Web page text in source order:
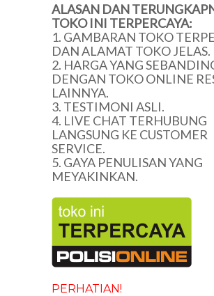
ALASAN DAN
TOKO INI TERPERCAYA:
1. GAMBARAN TOKO
DAN ALAMAT TOKO JELAS.
2. HARGA YANG
DENGAN TOKO ONLINE
LAINNYA.
3. TESTIMONI ASLI.
4. LIVE CHAT TERHUBUNG
LANGSUNG KE CUSTOMER
SERVICE.
5. GAYA PENULISAN YANG
MEYAKINKAN.
PERHATIAN!